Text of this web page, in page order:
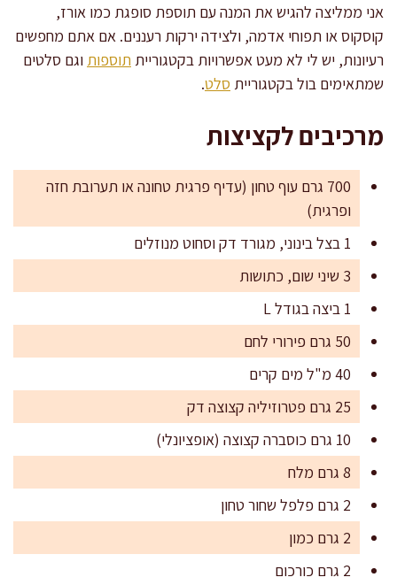
אני ממליצה להגיש את המנה עם תוספת סופגת כמו אורז,
קוסקוס או תפוחי אדמה, ולצידה ירקות רעננים. אם אתם מחפשים
רעיונות, יש לי לא מעט אפשרויות בקטגוריית תוספות וגם סלטים
שמתאימים בול בקטגוריית סלט.
מרכיבים לקציצות
700 גרם עוף טחון (עדיף פרגית טחונה או תערובת חזה
ופרגית)
1 בצל בינוני, מגורד דק וסחוט מנוזלים
3 שיני שום, כתושות
1 ביצה בגודל L
50 גרם פירורי לחם
40 מ"ל מים קרים
25 גרם פטרוזיליה קצוצה דק
10 גרם כוסברה קצוצה (אופציונלי)
8 גרם מלח
2 גרם פלפל שחור טחון
2 גרם כמון
2 גרם כורכום